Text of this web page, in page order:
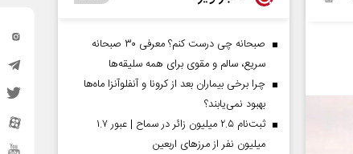
صبحانه چی درست کنم؟ معرفی ۳۰ صبحانه
سریع، سالم و مقوی برای همه سلیقه‌ها
چرا برخی بیماران بعد از کرونا و آنفلوآنزا ماه‌ها
بهبود نمی‌یابند؟
ثبت‌نام ۲.۵ میلیون زائر در سماح | عبور ۱.۷
میلیون نفر از مرز‌های اربعین